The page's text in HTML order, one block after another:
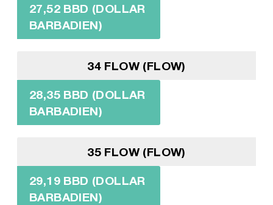
27,52 BBD (DOLLAR
BARBADIEN)
34 FLOW (FLOW)
28,35 BBD (DOLLAR
BARBADIEN)
35 FLOW (FLOW)
29,19 BBD (DOLLAR
BARBADIEN)